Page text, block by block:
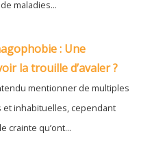
maladies...
: Une
la trouille d’avaler ?
mentionner de multiples
inhabituelles, cependant
crainte qu’ont...